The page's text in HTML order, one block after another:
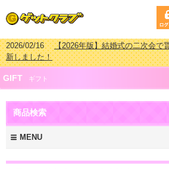
2026/02/16【2026年版】結婚式の二次会で
新しました！
2026/02/03【2026年版】ゴルフコンペ景品
2999円編］もらってうれしい人気ラ…
2026/07/15【2026年版】ビンゴゲーム景品
ング 更新しました！
2026/04/03
2999円編］もらってうれしい人気ラ…
GIFT ギフト
商品検索
MENU